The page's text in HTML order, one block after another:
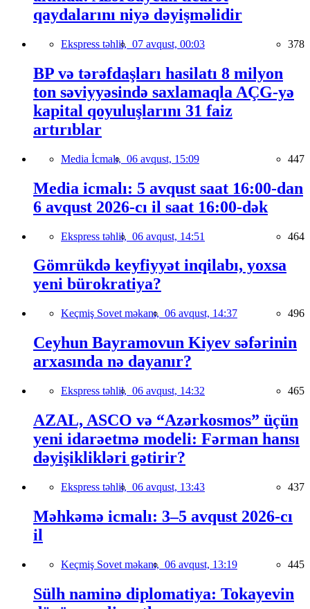
qaydalarını niyə dəyişməlidir
Ekspress təhlil, 07 avqust, 00:03 378
BP və tərəfdaşları hasilatı 8 milyon
ton səviyyəsində saxlamaqla AÇG-yə
kapital qoyuluşlarını 31 faiz
artırıblar
Media İcmalı, 06 avqust, 15:09 447
Media icmalı: 5 avqust saat 16:00-dan
6 avqust 2026-cı il saat 16:00-dək
Ekspress təhlil, 06 avqust, 14:51 464
Gömrükdə keyfiyyət inqilabı, yoxsa
yeni bürokratiya?
Keçmiş Sovet məkanı, 06 avqust, 14:37 496
Ceyhun Bayramovun Kiyev səfərinin
arxasında nə dayanır?
Ekspress təhlil, 06 avqust, 14:32 465
AZAL, ASCO və “Azərkosmos” üçün
yeni idarəetmə modeli: Fərman hansı
dəyişiklikləri gətirir?
Ekspress təhlil, 06 avqust, 13:43 437
Məhkəmə icmalı: 3–5 avqust 2026-cı
il
Keçmiş Sovet məkanı, 06 avqust, 13:19 445
Sülh naminə diplomatiya: Tokayevin